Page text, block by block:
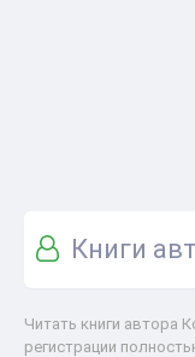
Книги
Читать книги автора
регистрации